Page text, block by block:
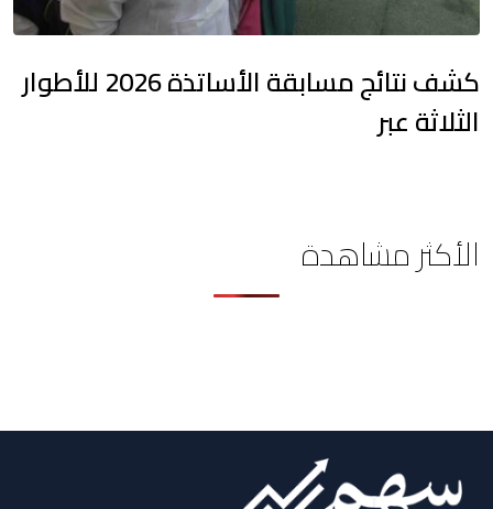
كشف نتائج مسابقة الأساتذة 2026 للأطوار
الثلاثة عبر
الأكثر مشاهدة